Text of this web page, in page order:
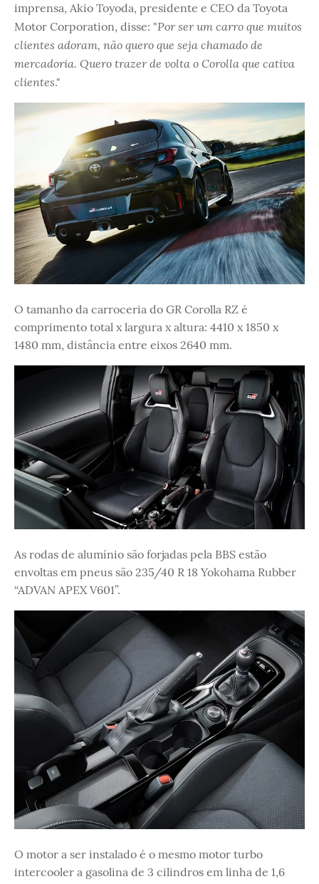
imprensa, Akio Toyoda, presidente e CEO da Toyota
Motor Corporation, disse: "Por ser um carro que muitos
clientes adoram, não quero que seja chamado de
mercadoria. Quero trazer de volta o Corolla que cativa
clientes."
O tamanho da carroceria do GR Corolla RZ é
comprimento total x largura x altura: 4410 x 1850 x
1480 mm, distância entre eixos 2640 mm.
As rodas de alumínio são forjadas pela BBS estão
envoltas em pneus são 235/40 R 18 Yokohama Rubber
“ADVAN APEX V601”.
O motor a ser instalado é o mesmo motor turbo
intercooler a gasolina de 3 cilindros em linha de 1,6